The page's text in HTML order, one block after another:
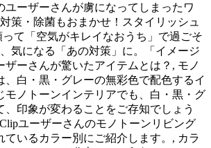
ユーザーさんが虜になってしまったワ
策・除菌もおまかせ！スタイリッシュ
て「空気がキレイなおうち」で過ごそ
気になる「あの対策」に。「イメージ
ザーさんが驚いたアイテムとは？, モノ
、白・黒・グレーの無彩色で配色するイ
モノトーンインテリアでも、白・黒・グ
、印象が変わることをご存知でしょう
ユーザーさんのモノトーンリビング
ているカラー別にご紹介します。, カラ